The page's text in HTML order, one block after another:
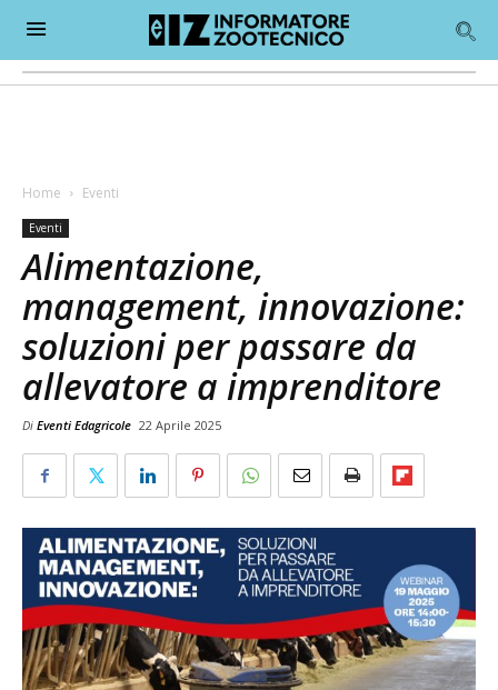
Home Eventi
Eventi
Alimentazione,
management, innovazione:
soluzioni per passare da
allevatore a imprenditore
Di Eventi Edagricole 22 Aprile 2025